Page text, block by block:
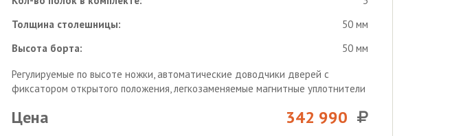
Толщина столешницы:
50 мм
Высота борта:
50 мм
Регулируемые по высоте ножки, автоматические доводчики дверей с
фиксатором открытого положения, легкозаменяемые магнитные уплотнители
Цена 342 990